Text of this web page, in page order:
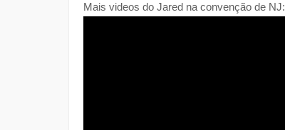
Mais videos do Jared na convenção de NJ: